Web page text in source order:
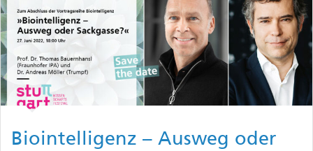
Biointelligenz – Ausweg oder